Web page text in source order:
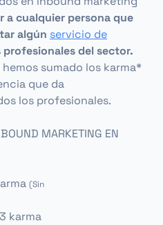
a cualquier persona que
algún servicio de
del sector.
sumado los karma*
que da
los profesionales.
MARKETING EN
(Sin
karma